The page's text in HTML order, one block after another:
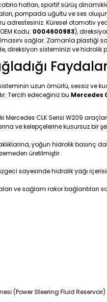
hatları, sportif sürüş
pompada uğultu ve ses
adrestesiniz. Küresel otomotiv
Kodu: 0004600983),
sağlar. Zamanla
sisteminizi ve hidrolik
uzun ömürlü, sessiz
Tercih edeceğiniz bu Mercedes
Mercedes CLK Serisi W209
ve kelepçelerine kusursuz bir
yoğun hidrolik
üretilmiştir.
sayesinde hidrolik yağı
ve sağlam rakor
(Power Steering Fluid Reservoir)